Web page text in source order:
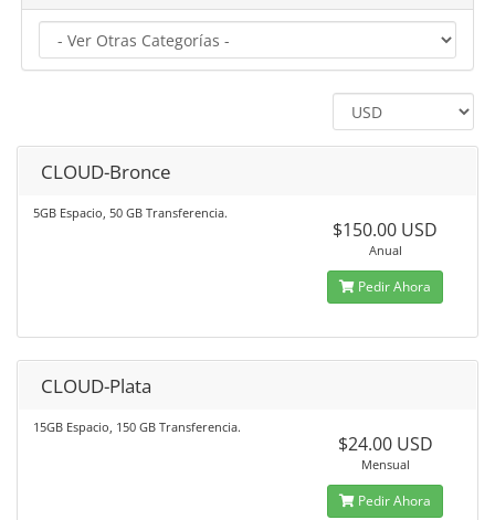
CLOUD-Bronce
5GB Espacio, 50 GB Transferencia.
$150.00 USD
Anual
Pedir Ahora
CLOUD-Plata
15GB Espacio, 150 GB Transferencia.
$24.00 USD
Mensual
Pedir Ahora